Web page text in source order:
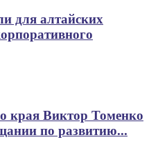
для алтайских
края Виктор Томенко
по развитию...